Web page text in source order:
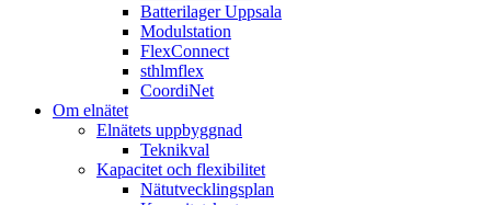
Batterilager Uppsala
Modulstation
FlexConnect
sthlmflex
CoordiNet
Om elnätet
Elnätets uppbyggnad
Teknikval
Kapacitet och flexibilitet
Nätutvecklingsplan